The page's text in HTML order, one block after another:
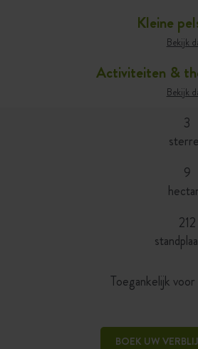
Kleine
Bekijk
Activiteiten &
Bekijk
3
9
212
Toegankelijk
BOEK UW